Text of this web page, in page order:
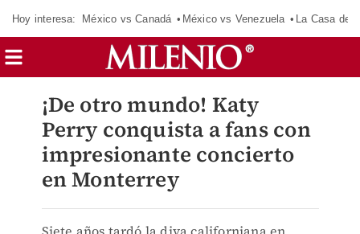
Hoy interesa: México vs Canadá México vs Venezuela La Casa de
¡De otro mundo! Katy
Perry conquista a fans con
impresionante concierto
en Monterrey